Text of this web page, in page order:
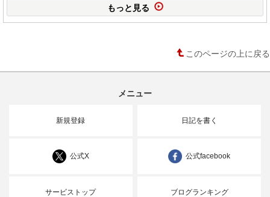
もっと見る
このページの上に戻る
メニュー
新規登録 日記を書く
公式X 公式facebook
サービストップ ブログランキング